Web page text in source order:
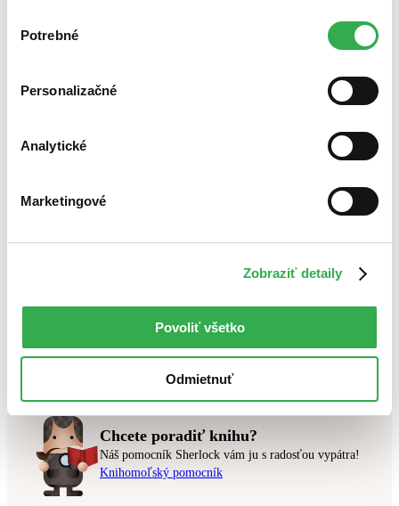
nám pomohlo, keby sme mohli používať všetky tieto
súhlasu
Potrebné
Personalizačné
Analytické
Marketingové
Zobraziť detaily
Povoliť všetko
Odmietnuť
vypredaných kníh
Zoradiť
Top hodnotené
Použité filtre
Nebol nájdenýžiadny titulvyhovujúci zadaným podmienkam.
Skúste prosím zmeniť vyhľadávaný výraz.
Chcete poradiť knihu?
Náš pomocník Sherlock vám ju s radosťou vypátra!
Knihomoľský pomocník